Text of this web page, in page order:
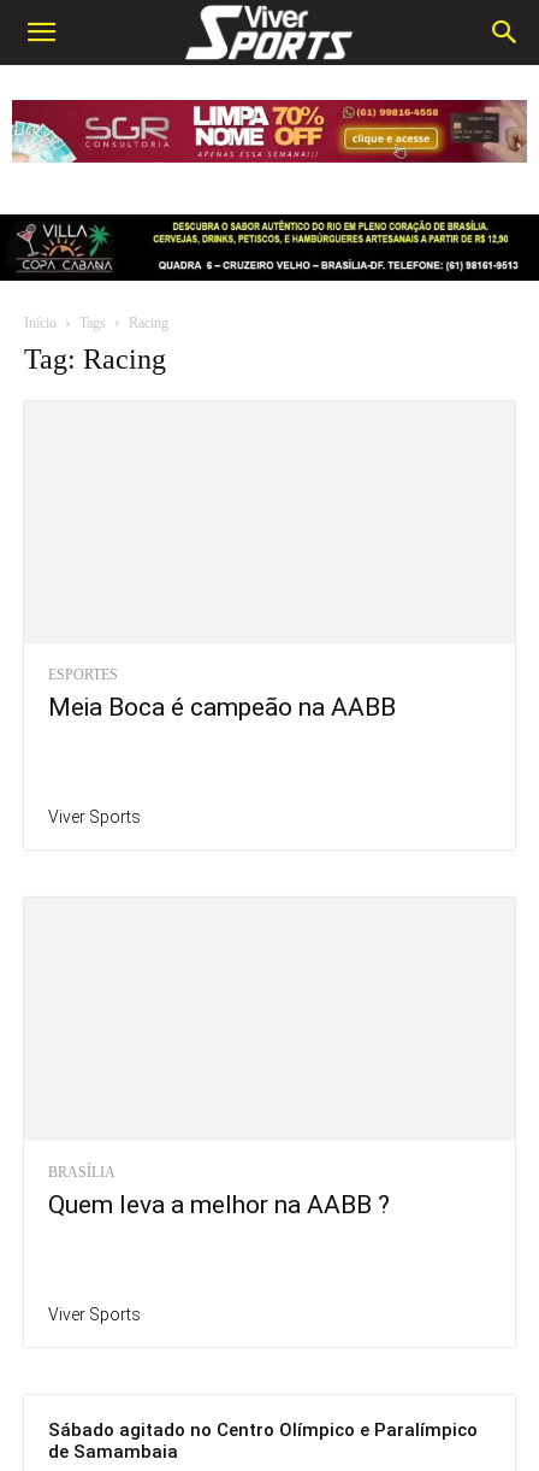
Início Tags Racing
Tag: Racing
ESPORTES
Meia Boca é campeão na AABB
Viver Sports
BRASÍLIA
Quem leva a melhor na AABB ?
Viver Sports
Sábado agitado no Centro Olímpico e Paralímpico
de Samambaia